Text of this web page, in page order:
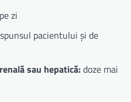
zi
pacientului și de
sau hepatică:doze mai